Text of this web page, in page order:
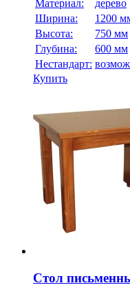
Материал:
дерево
Ширина:
1200
Высота:
750 мм
Глубина:
600 мм
Нестандарт:
Купить
Стол